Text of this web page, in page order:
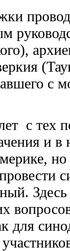
с
с тех
и
для